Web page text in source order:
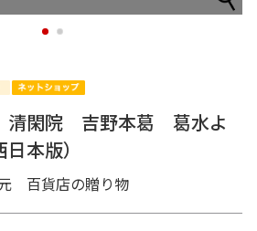
1 2
清閑院 吉野本葛 葛水よ
本版）
百貨店の贈り物